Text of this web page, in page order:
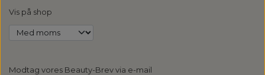
Vis på shop
Modtag vores Beauty-Brev via e-mail